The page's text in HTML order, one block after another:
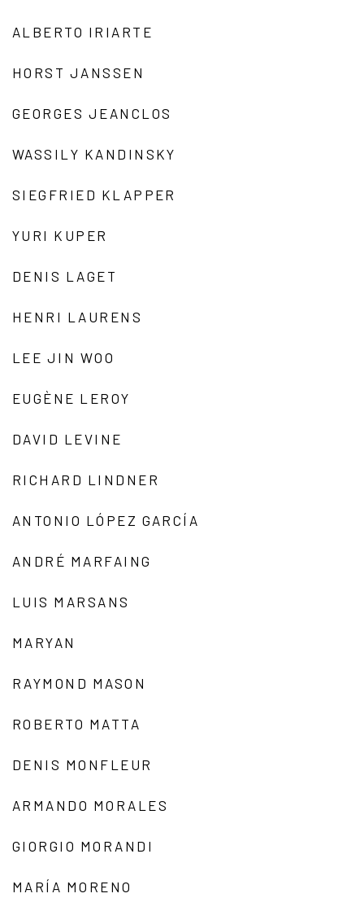
ALBERTO IRIARTE
HORST JANSSEN
GEORGES JEANCLOS
WASSILY KANDINSKY
SIEGFRIED KLAPPER
YURI KUPER
DENIS LAGET
HENRI LAURENS
LEE JIN WOO
EUGÈNE LEROY
DAVID LEVINE
RICHARD LINDNER
ANTONIO LÓPEZ GARCÍA
ANDRÉ MARFAING
LUIS MARSANS
MARYAN
RAYMOND MASON
ROBERTO MATTA
DENIS MONFLEUR
ARMANDO MORALES
GIORGIO MORANDI
MARÍA MORENO